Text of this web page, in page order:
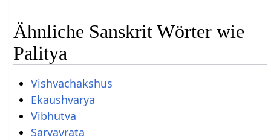
Ähnliche Sanskrit Wörter wie
Palitya
Vishvachakshus
Ekaushvarya
Vibhutva
Sarvavrata